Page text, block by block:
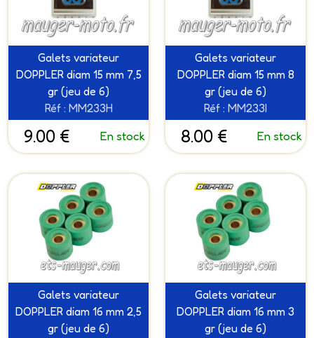
Galets variateur
DOPPLER diam 15 mm 7,5
gr (jeu de 6)
Réf : MM233H
9.00 € En stock
Galets variateur
DOPPLER diam 15 mm 8
gr (jeu de 6)
Réf : MM233I
8.00 € En stock
Galets variateur
DOPPLER diam 16 mm 2,5
gr (jeu de 6)
Galets variateur
DOPPLER diam 16 mm 3
gr (jeu de 6)